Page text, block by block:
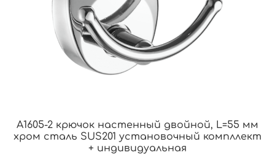
A1605-2 крючок настенный двойной, L=55 мм
хром сталь SUS201 установочный компллект
+ индивидуальная